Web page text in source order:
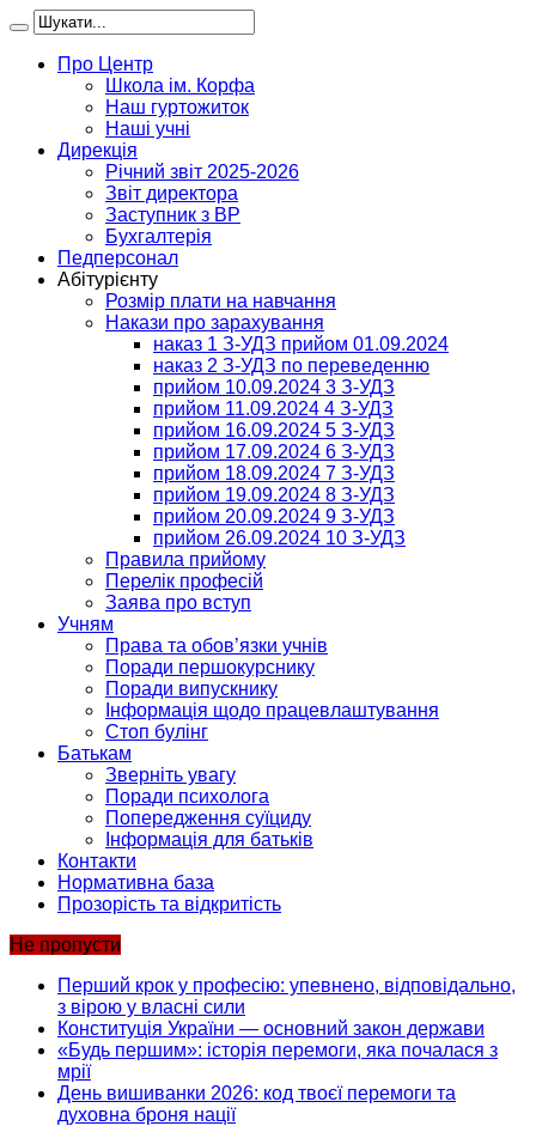
Про Центр
Школа ім. Корфа
Наш гуртожиток
Наші учні
Дирекція
Річний звіт 2025-2026
Звіт директора
Заступник з ВР
Бухгалтерія
Педперсонал
Абітурієнту
Розмір плати на навчання
Накази про зарахування
наказ 1 З-УДЗ прийом 01.09.2024
наказ 2 З-УДЗ по переведенню
прийом 10.09.2024 3 З-УДЗ
прийом 11.09.2024 4 З-УДЗ
прийом 16.09.2024 5 З-УДЗ
прийом 17.09.2024 6 З-УДЗ
прийом 18.09.2024 7 З-УДЗ
прийом 19.09.2024 8 З-УДЗ
прийом 20.09.2024 9 З-УДЗ
прийом 26.09.2024 10 З-УДЗ
Правила прийому
Перелік професій
Заява про вступ
Учням
Права та обов’язки учнів
Поради першокурснику
Поради випускнику
Інформація щодо працевлаштування
Стоп булінг
Батькам
Зверніть увагу
Поради психолога
Попередження суїциду
Інформація для батьків
Контакти
Нормативна база
Прозорість та відкритість
Не пропусти
Перший крок у професію: упевнено, відповідально,
з вірою у власні сили
Конституція України — основний закон держави
«Будь першим»: історія перемоги, яка почалася з
мрії
День вишиванки 2026: код твоєї перемоги та
духовна броня нації